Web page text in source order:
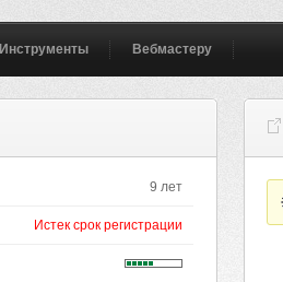
Инструменты Вебмастеру
9 лет
Истек срок регистрации